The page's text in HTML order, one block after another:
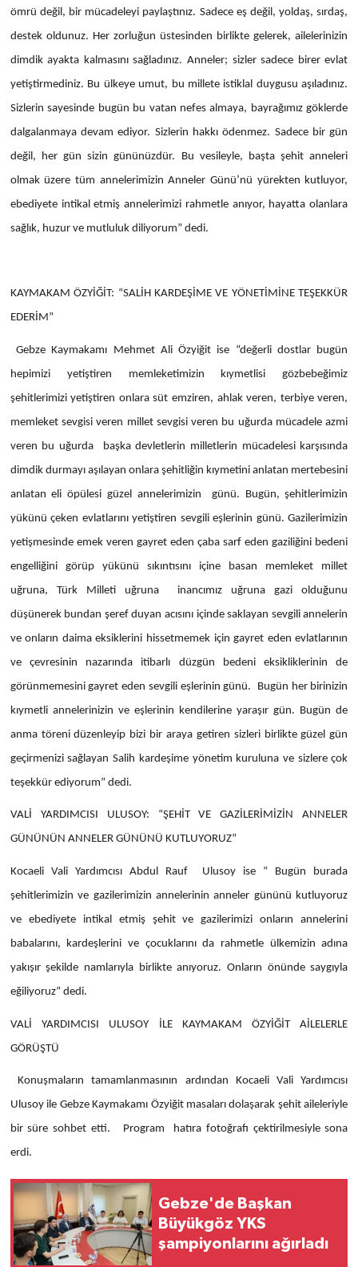
ömrü değil, bir mücadeleyi paylaştınız. Sadece eş değil, yoldaş, sırdaş,
destek oldunuz. Her zorluğun üstesinden birlikte gelerek, ailelerinizin
dimdik ayakta kalmasını sağladınız. Anneler; sizler sadece birer evlat
yetiştirmediniz. Bu ülkeye umut, bu millete istiklal duygusu aşıladınız.
Sizlerin sayesinde bugün bu vatan nefes almaya, bayrağımız göklerde
dalgalanmaya devam ediyor. Sizlerin hakkı ödenmez. Sadece bir gün
değil, her gün sizin gününüzdür. Bu vesileyle, başta şehit anneleri
olmak üzere tüm annelerimizin Anneler Günü’nü yürekten kutluyor,
ebediyete intikal etmiş annelerimizi rahmetle anıyor, hayatta olanlara
sağlık, huzur ve mutluluk diliyorum” dedi.
KAYMAKAM ÖZYİĞİT: “SALİH KARDEŞİME VE YÖNETİMİNE TEŞEKKÜR
EDERİM”
Gebze Kaymakamı Mehmet Ali Özyiğit ise “değerli dostlar bugün
hepimizi yetiştiren memleketimizin kıymetlisi gözbebeğimiz
şehitlerimizi yetiştiren onlara süt emziren, ahlak veren, terbiye veren,
memleket sevgisi veren millet sevgisi veren bu uğurda mücadele azmi
veren bu uğurda başka devletlerin milletlerin mücadelesi karşısında
dimdik durmayı aşılayan onlara şehitliğin kıymetini anlatan mertebesini
anlatan eli öpülesi güzel annelerimizin günü. Bugün, şehitlerimizin
yükünü çeken evlatlarını yetiştiren sevgili eşlerinin günü. Gazilerimizin
yetişmesinde emek veren gayret eden çaba sarf eden gaziliğini bedeni
engelliğini görüp yükünü sıkıntısını içine basan memleket millet
uğruna, Türk Milleti uğruna inancımız uğruna gazi olduğunu
düşünerek bundan şeref duyan acısını içinde saklayan sevgili annelerin
ve onların daima eksiklerini hissetmemek için gayret eden evlatlarının
ve çevresinin nazarında itibarlı düzgün bedeni eksikliklerinin de
görünmemesini gayret eden sevgili eşlerinin günü. Bugün her birinizin
kıymetli annelerinizin ve eşlerinin kendilerine yaraşır gün. Bugün de
anma töreni düzenleyip bizi bir araya getiren sizleri birlikte güzel gün
geçirmenizi sağlayan Salih kardeşime yönetim kuruluna ve sizlere çok
teşekkür ediyorum” dedi.
VALİ YARDIMCISI ULUSOY: “ŞEHİT VE GAZİLERİMİZİN ANNELER
GÜNÜNÜN ANNELER GÜNÜNÜ KUTLUYORUZ”
Kocaeli Vali Yardımcısı Abdul Rauf Ulusoy ise “ Bugün burada
şehitlerimizin ve gazilerimizin annelerinin anneler gününü kutluyoruz
ve ebediyete intikal etmiş şehit ve gazilerimizi onların annelerini
babalarını, kardeşlerini ve çocuklarını da rahmetle ülkemizin adına
yakışır şekilde namlarıyla birlikte anıyoruz. Onların önünde saygıyla
eğiliyoruz” dedi.
VALİ YARDIMCISI ULUSOY İLE KAYMAKAM ÖZYİĞİT AİLELERLE
GÖRÜŞTÜ
Konuşmaların tamamlanmasının ardından Kocaeli Vali Yardımcısı
Ulusoy ile Gebze Kaymakamı Özyiğit masaları dolaşarak şehit aileleriyle
bir süre sohbet etti. Program hatıra fotoğrafı çektirilmesiyle sona
erdi.
Gebze'de Başkan
Büyükgöz YKS
şampiyonlarını ağırladı